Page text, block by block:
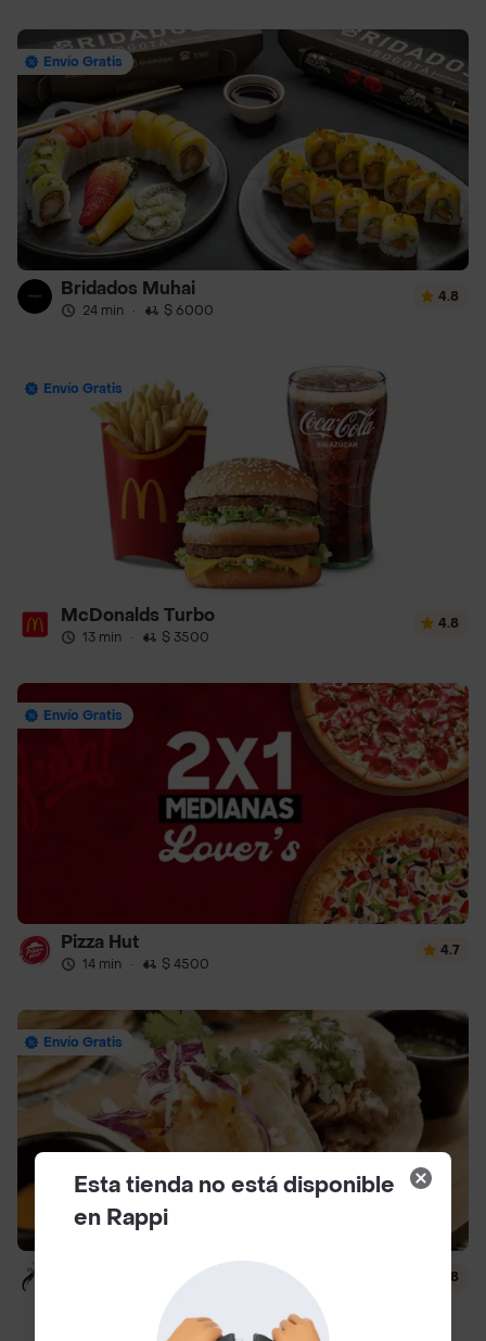
Envío Gratis
Bridados Muhai
24 min · $ 6000
4.8
Envío Gratis
McDonalds Turbo
13 min · $ 3500
4.8
Envío Gratis
Pizza Hut
14 min · $ 4500
4.7
Envío Gratis
$ 4500
4.8
Esta tienda no está disponible
en Rappi